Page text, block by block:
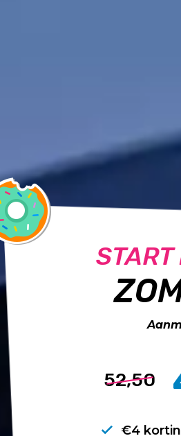
52,50
€4